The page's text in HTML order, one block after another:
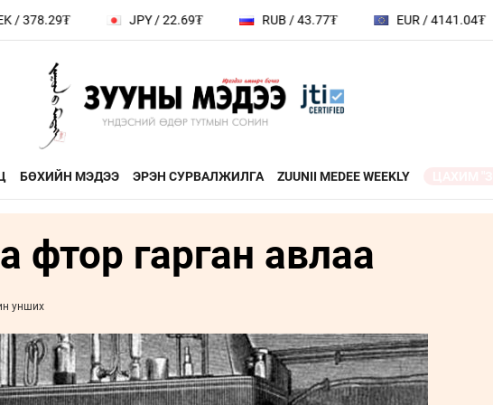
JPY / 22.69₮ RUB / 43.77₮ EUR / 4141.04₮
БӨХИЙН МЭДЭЭ ЭРЭН СУРВАЛЖИЛГА ZUUNII MEDEE WEEKLY
зочин
ДӨРВӨН ХӨЛТЭЙ АНД
МОНГОЛ ӨВ СОЁЛ
ФОТО
ЭДИЙН ЗАСАГ
ЗУУНЫ НЭГ ӨДӨР
ҮНДЭСНИЙ МЭДЭЭЛЛИЙН
ТӨВ
фтор гарган авлаа
унших